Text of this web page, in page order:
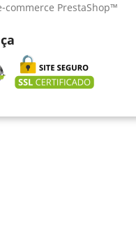
commerce PrestaShop™